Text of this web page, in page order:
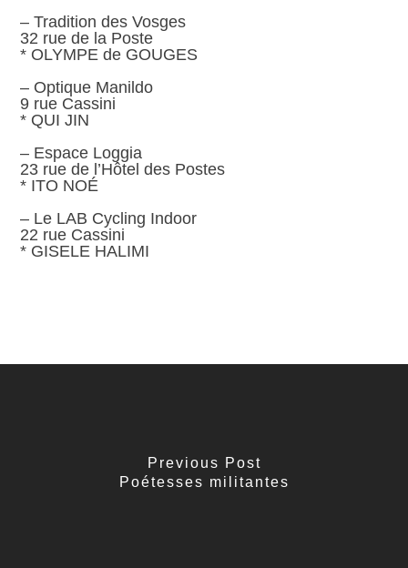
– Tradition des Vosges
32 rue de la Poste
* OLYMPE de GOUGES
– Optique Manildo
9 rue Cassini
* QUI JIN
– Espace Loggia
23 rue de l’Hôtel des Postes
* ITO NOÉ
– Le LAB Cycling Indoor
22 rue Cassini
* GISELE HALIMI
Previous Post
Poétesses militantes